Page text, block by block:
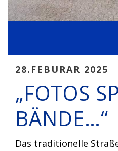
28.FEBURAR 2025
„FOTOS
BÄNDE…“
Das traditionelle